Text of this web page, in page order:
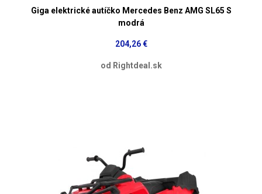
Giga elektrické autíčko Mercedes Benz AMG SL65 S
modrá
204,26 €
od Rightdeal.sk